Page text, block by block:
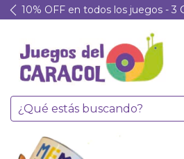
10% OFF en todos los juegos - 3